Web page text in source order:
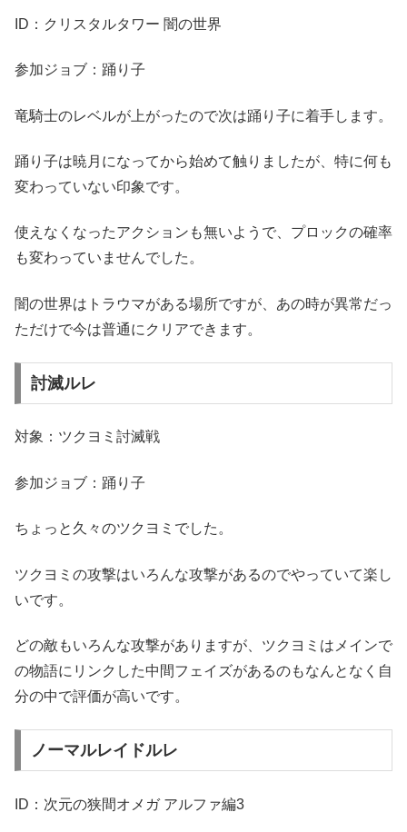
ID：クリスタルタワー 闇の世界
参加ジョブ：踊り子
竜騎士のレベルが上がったので次は踊り子に着手します。
踊り子は暁月になってから始めて触りましたが、特に何も
変わっていない印象です。
使えなくなったアクションも無いようで、プロックの確率
も変わっていませんでした。
闇の世界はトラウマがある場所ですが、あの時が異常だっ
ただけで今は普通にクリアできます。
討滅ルレ
対象：ツクヨミ討滅戦
参加ジョブ：踊り子
ちょっと久々のツクヨミでした。
ツクヨミの攻撃はいろんな攻撃があるのでやっていて楽し
いです。
どの敵もいろんな攻撃がありますが、ツクヨミはメインで
の物語にリンクした中間フェイズがあるのもなんとなく自
分の中で評価が高いです。
ノーマルレイドルレ
ID：次元の狭間オメガ アルファ編3